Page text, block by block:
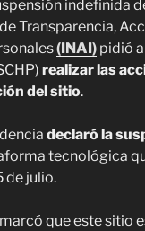
indefinida
Transparencia,
(INAI) pidió
realizar las
del sitio.
declaró la
tecnológica
de julio.
que este sitio